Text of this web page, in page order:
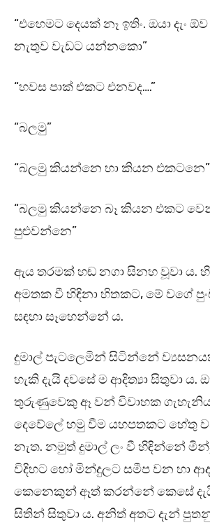
“එහෙමට දෙයක් නෑ ඉතිං. ඔයා දැං
නැතුව වැඩට යන්නකො”
“හවස පාක් එකට එනවද….”
“බලමු”
“බලමු කියන්නෙ හා කියන එකටනෙ”
“බලමු කියන්නෙ බෑ කියන එකට
පුළුවන්නෙ”
ඇය තරමක් හඬ නගා සිනහ වූවා ය.
අමතක වී හිඳිනා හිතකට, මේ වගේ
සඳහා සෑහෙන්නේ ය.
දුමාල් පැටලෙමින් සිටින්නේ
හැකි දැයි දවසේ ම ආදිත්‍යා සිතුවා ය.
තුරුණුවෙකු ඈ වන් විවාහක
දෙවේලේ හමු වීම යහපතකට හේතු
නැත. නමුත් දුමාල් ලං වී හිඳින්නේ
විදිහට හෝ මින්දුලට සමීප වන හා
කෙනෙකුන් ඈත් කරන්නේ කෙසේ
සිතින් සිතුවා ය. අනිත් අතට දැන්